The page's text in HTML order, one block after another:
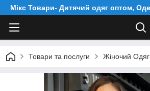
Мікс Товари- Дитячий одяг оптом,
Товари та послуги Жіночий Одяг